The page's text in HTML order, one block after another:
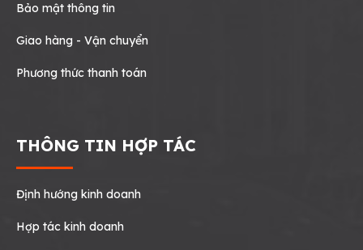
Bảo mật thông tin
Giao hàng - Vận chuyển
Phương thức thanh toán
THÔNG TIN HỢP TÁC
Định hướng kinh doanh
Hợp tác kinh doanh